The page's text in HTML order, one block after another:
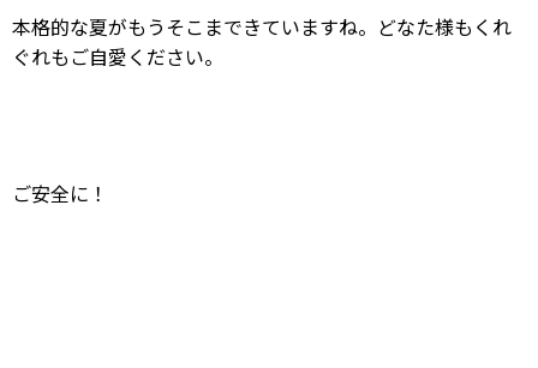
本格的な夏がもうそこまできていますね。どなた様もくれ
ぐれもご自愛ください。
ご安全に！